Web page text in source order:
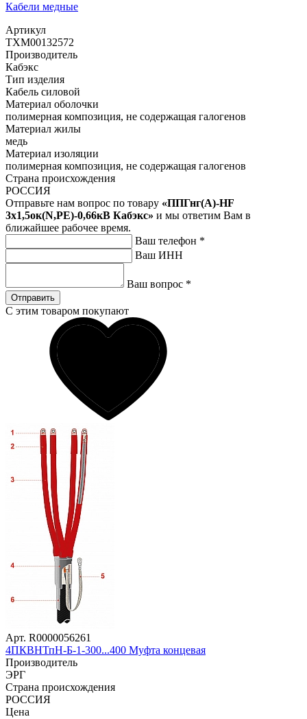
Кабели медные
Артикул
ТХМ00132572
Производитель
Кабэкс
Тип изделия
Кабель силовой
Материал оболочки
полимерная композиция, не содержащая галогенов
Материал жилы
медь
Материал изоляции
полимерная композиция, не содержащая галогенов
Страна происхождения
РОССИЯ
Отправьте нам вопрос по товару «ППГнг(А)-HF
3х1,5ок(N,PE)-0,66кВ Кабэкс» и мы ответим Вам в
ближайшее рабочее время.
Ваш телефон *
Ваш ИНН
Ваш вопрос *
Отправить
С этим товаром покупают
Арт. R0000056261
4ПКВНТпН-Б-1-300...400 Муфта концевая
Производитель
ЭРГ
Страна происхождения
РОССИЯ
Цена